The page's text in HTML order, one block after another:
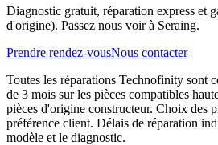
Diagnostic gratuit, réparation express et
d'origine). Passez nous voir à Seraing.
Prendre rendez-vousNous contacter
Toutes les réparations Technofinity sont
de 3 mois sur les pièces compatibles
pièces d'origine constructeur. Choix des
préférence client. Délais de réparation
modèle et le diagnostic.